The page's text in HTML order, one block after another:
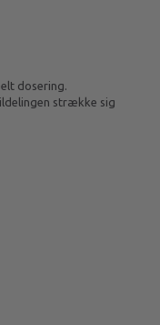
dosering.
strække sig